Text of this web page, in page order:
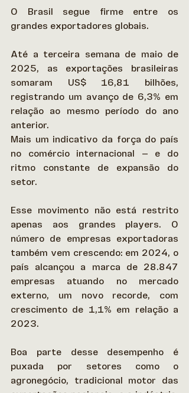
O Brasil segue firme entre os
grandes exportadores globais.
Até a terceira semana de maio de
2025, as exportações brasileiras
somaram US$ 16,81 bilhões,
registrando um avanço de 6,3% em
relação ao mesmo período do ano
anterior.
Mais um indicativo da força do país
no comércio internacional — e do
ritmo constante de expansão do
setor.
Esse movimento não está restrito
apenas aos grandes players. O
número de empresas exportadoras
também vem crescendo: em 2024, o
país alcançou a marca de 28.847
empresas atuando no mercado
externo, um novo recorde, com
crescimento de 1,1% em relação a
2023.
Boa parte desse desempenho é
puxada por setores como o
agronegócio, tradicional motor das